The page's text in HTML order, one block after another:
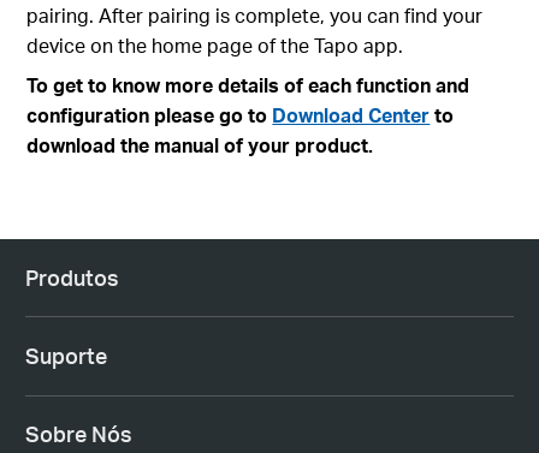
pairing. After pairing is complete, you can find your
device on the home page of the Tapo app.
To get to know more details of each function and
configuration please go to Download Centerto
download the manual of your product.
Produtos
Suporte
Sobre Nós